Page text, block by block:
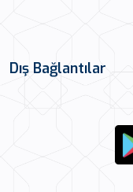
Dış Bağlantılar